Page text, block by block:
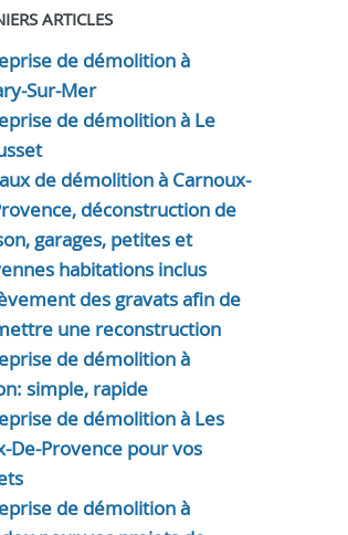
ARTICLES
de démolition à
Sur-Mer
de démolition à Le
de démolition à Carnoux-
déconstruction de
garages, petites et
habitations inclus
des gravats afin de
une reconstruction
de démolition à
simple, rapide
de démolition à Les
De-Provence pour vos
de démolition à